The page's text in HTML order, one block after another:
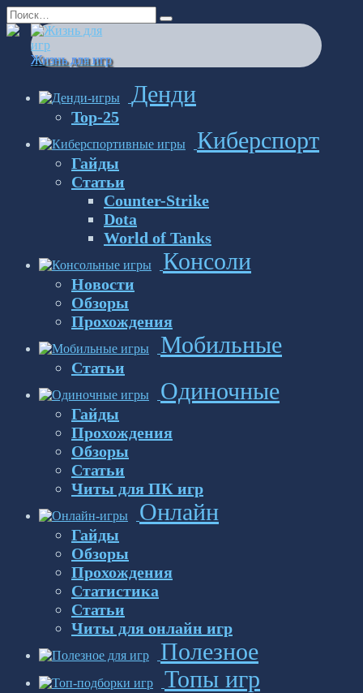
Перейти
к
содержанию
Search
for:
Жизнь для игр
Денди
Top-25
Киберспорт
Гайды
Статьи
Counter-Strike
Dota
World of Tanks
Консоли
Новости
Обзоры
Прохождения
Мобильные
Статьи
Одиночные
Гайды
Прохождения
Обзоры
Статьи
Читы для ПК игр
Онлайн
Гайды
Обзоры
Прохождения
Статистика
Статьи
Читы для онлайн игр
Полезное
Топы игр